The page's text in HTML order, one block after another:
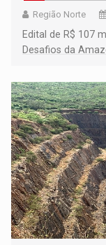
Região Norte
Edital de R$ 107
Desafios da
submissão de
setembro